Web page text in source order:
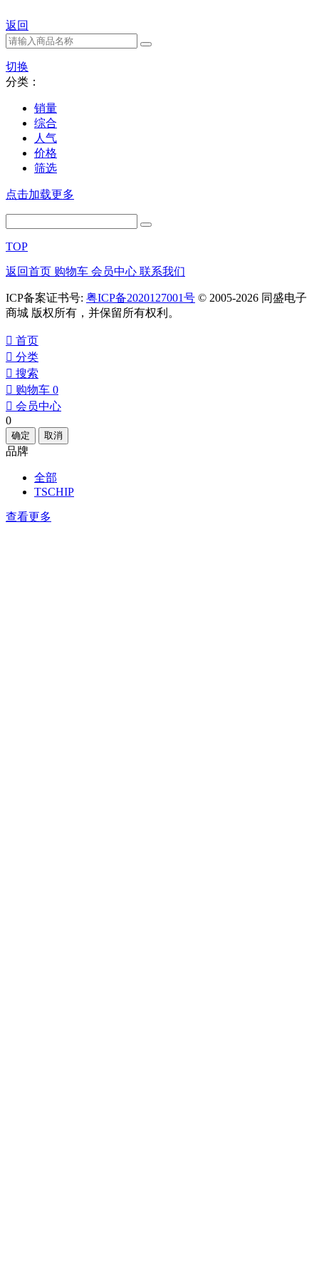
返回
切换
分类：
销量
综合
人气
价格
筛选
点击加载更多
TOP
返回首页 购物车 会员中心 联系我们
ICP备案证书号: 粤ICP备2020127001号 © 2005-2026 同盛电子
商城 版权所有，并保留所有权利。
󰀁 首页
󰀂 分类
󰀃 搜索
󰀄 购物车 0
󰀅 会员中心
0
确定 取消
品牌
全部
TSCHIP
查看更多